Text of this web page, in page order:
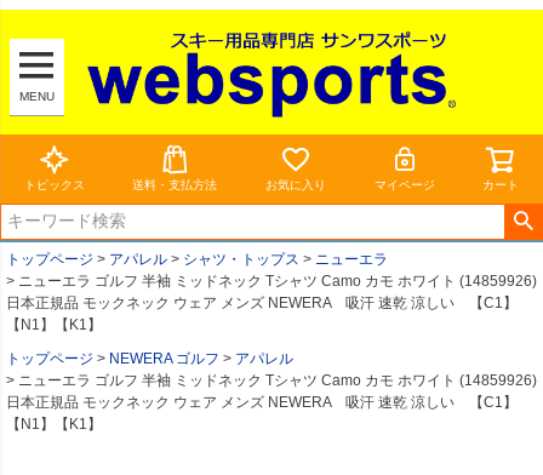
MENU
トピックス 送料・支払方法 お気に入り マイページ カート
トップページ アパレル シャツ・トップス
ニューエラ
ニューエラ ゴルフ 半袖 ミッドネック Tシャツ Camo カモ ホワイト (14859926)
日本正規品 モックネック ウェア メンズ NEWERA 吸汗 速乾 涼しい 【C1】
【N1】【K1】
トップページ
NEWERA ゴルフ
アパレル
ニューエラ ゴルフ 半袖 ミッドネック Tシャツ Camo カモ ホワイト (14859926)
日本正規品 モックネック ウェア メンズ NEWERA 吸汗 速乾 涼しい 【C1】
【N1】【K1】